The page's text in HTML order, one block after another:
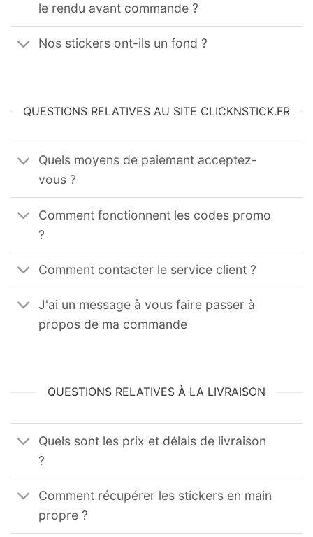
le rendu avant commande ?
Nos stickers ont-ils un fond ?
QUESTIONS RELATIVES AU SITE CLICKNSTICK.FR
Quels moyens de paiement acceptez-
vous ?
Comment fonctionnent les codes promo
?
Comment contacter le service client ?
J'ai un message à vous faire passer à
propos de ma commande
QUESTIONS RELATIVES À LA LIVRAISON
Quels sont les prix et délais de livraison
?
Comment récupérer les stickers en main
propre ?